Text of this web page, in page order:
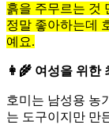
흙을 주무르는 것
정말 좋아하는데
예요.
👩‍🌾 여성을 위한
호미는 남성용 농
는 도구이지만 만